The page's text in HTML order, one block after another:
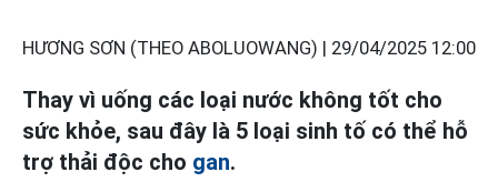
HƯƠNG SƠN (THEO ABOLUOWANG) | 29/04/2025 12:00
Thay vì uống các loại nước không tốt cho
sức khỏe, sau đây là 5 loại sinh tố có thể hỗ
trợ thải độc cho gan.